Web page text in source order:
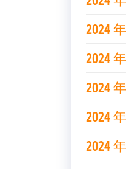
2024
2024
2024
2024
2024